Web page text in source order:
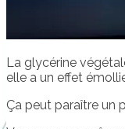
La glycérine
elle a un effet
Ça peut paraître un